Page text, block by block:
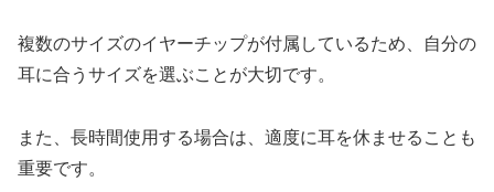
複数のサイズのイヤーチップが付属しているため、自分の
耳に合うサイズを選ぶことが大切です。
また、長時間使用する場合は、適度に耳を休ませることも
重要です。